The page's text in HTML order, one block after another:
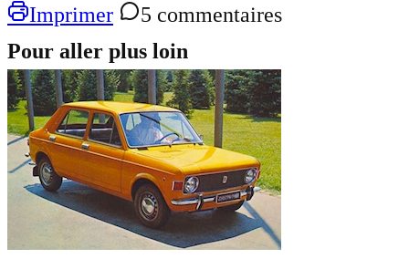
Imprimer
5 commentaires
Pour aller plus loin